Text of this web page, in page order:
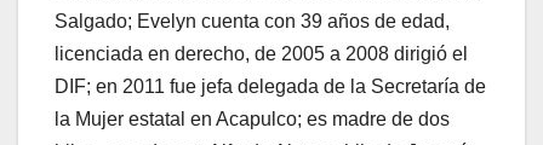
Salgado; Evelyn cuenta con 39 años de edad,
licenciada en derecho, de 2005 a 2008 dirigió el
DIF; en 2011 fue jefa delegada de la Secretaría de
la Mujer estatal en Acapulco; es madre de dos